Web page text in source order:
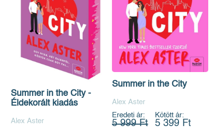
Summer in the City -
Éldekorált kiadás
Alex Aster
Summer in the City
Alex Aster
Eredeti ár:
5 999 Ft
Kötött ár:
5 399 Ft